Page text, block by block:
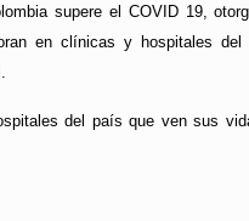
supere el COVID 19,
en clínicas y hospitales
del país que ven sus